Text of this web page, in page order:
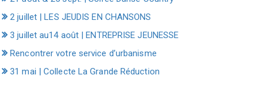
2 juillet | LES JEUDIS EN CHANSONS
3 juillet au14 août | ENTREPRISE JEUNESSE
Rencontrer votre service d’urbanisme
31 mai | Collecte La Grande Réduction